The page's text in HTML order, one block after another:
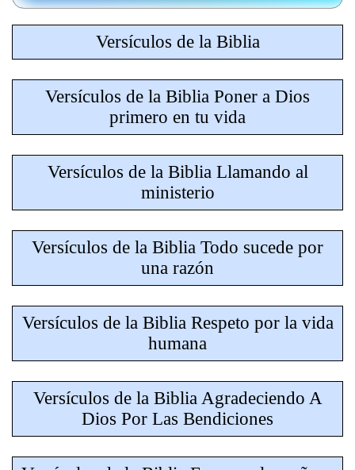
Versículos de la Biblia
Versículos de la Biblia Poner a Dios
primero en tu vida
Versículos de la Biblia Llamando al
ministerio
Versículos de la Biblia Todo sucede por
una razón
Versículos de la Biblia Respeto por la vida
humana
Versículos de la Biblia Agradeciendo A
Dios Por Las Bendiciones